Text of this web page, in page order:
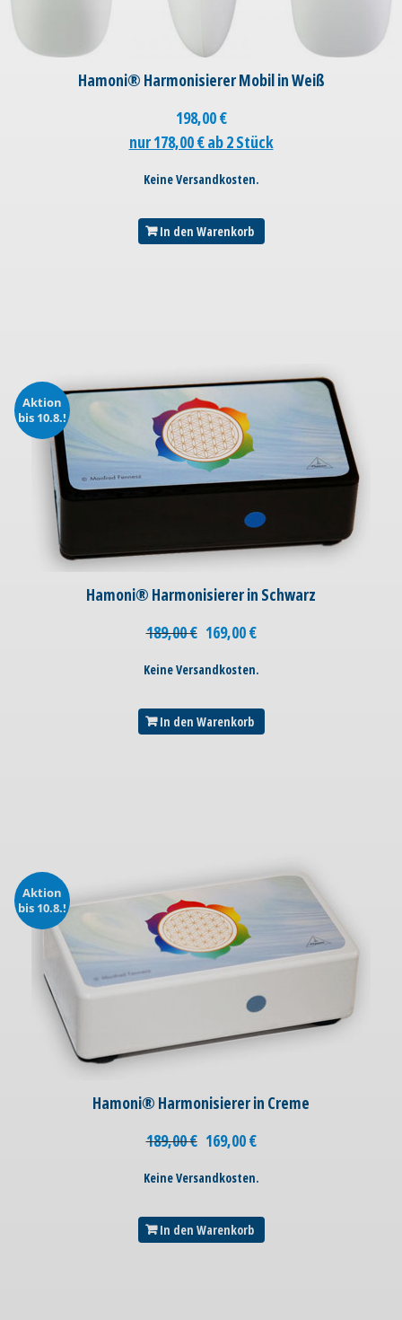
Hamoni® Harmonisierer Mobil in Weiß
198,00€
nur 178,00 € ab 2 Stück
Keine Versandkosten.
In den Warenkorb
Aktion
bis 10.8.!
Hamoni® Harmonisierer in Schwarz
189,00€ 169,00€
Keine Versandkosten.
In den Warenkorb
Aktion
bis 10.8.!
Hamoni® Harmonisierer in Creme
189,00€ 169,00€
Keine Versandkosten.
In den Warenkorb